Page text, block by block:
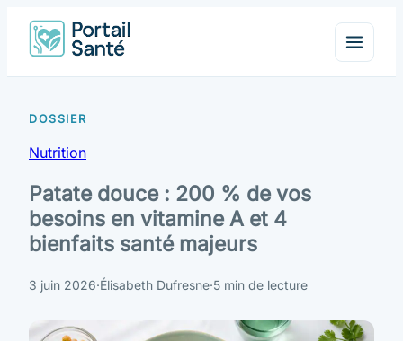
Nutrition
Patate douce : 200 % de vos
besoins en vitamine A et 4
bienfaits santé majeurs
3 juin 2026·Élisabeth Dufresne·5 min de lecture